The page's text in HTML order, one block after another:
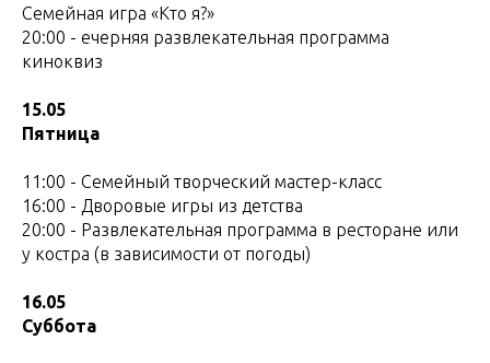
Семейная игра «Кто я?»
20:00 - ечерняя развлекательная программа
киноквиз
15.05
Пятница
11:00 - Семейный творческий мастер-класс
16:00 - Дворовые игры из детства
20:00 - Развлекательная программа в ресторане или
у костра (в зависимости от погоды)
16.05
Суббота